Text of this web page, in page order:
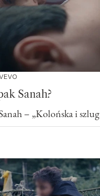
Sanah?
– „Kolońska i